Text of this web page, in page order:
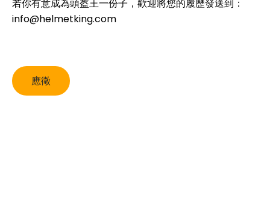
若你有意成為頭盔王一份子，歡迎將您的履歷發送到：
info@helmetking.com
應徵